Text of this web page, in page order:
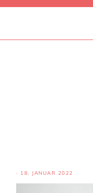
· 18. JANUAR 2022